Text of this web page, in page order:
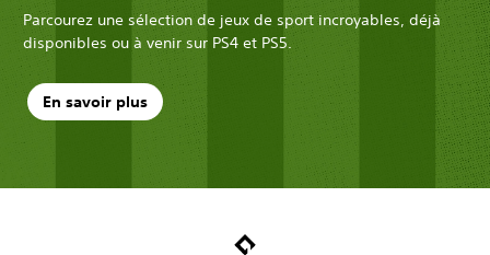
Parcourez une sélection de jeux de sport incroyables, déjà
disponibles ou à venir sur PS4 et PS5.
En savoir plus